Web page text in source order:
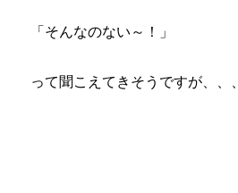
「そんなのない～！」
って聞こえてきそうですが、、、